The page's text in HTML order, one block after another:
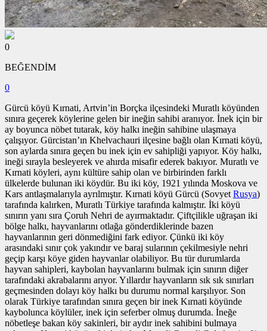
0
BEĞENDİM
0
Gürcü köyü Kırnati, Artvin’in Borçka ilçesindeki Muratlı köyünden
sınıra geçerek köylerine gelen bir ineğin sahibi aranıyor. İnek için bir
ay boyunca nöbet tutarak, köy halkı ineğin sahibine ulaşmaya
çalışıyor. Gürcistan’ın Khelvachauri ilçesine bağlı olan Kırnati köyü,
son aylarda sınıra geçen bu inek için ev sahipliği yapıyor. Köy halkı,
ineği sırayla besleyerek ve ahırda misafir ederek bakıyor. Muratlı ve
Kırnati köyleri, aynı kültüre sahip olan ve birbirinden farklı
ülkelerde bulunan iki köydür. Bu iki köy, 1921 yılında Moskova ve
Kars antlaşmalarıyla ayrılmıştır. Kırnati köyü Gürcü (Sovyet Rusya)
tarafında kalırken, Muratlı Türkiye tarafında kalmıştır. İki köyü
sınırın yanı sıra Çoruh Nehri de ayırmaktadır. Çiftçilikle uğraşan iki
bölge halkı, hayvanlarını otlağa gönderdiklerinde bazen
hayvanlarının geri dönmediğini fark ediyor. Çünkü iki köy
arasındaki sınır çok yakındır ve baraj sularının çekilmesiyle nehri
geçip karşı köye giden hayvanlar olabiliyor. Bu tür durumlarda
hayvan sahipleri, kaybolan hayvanlarını bulmak için sınırın diğer
tarafındaki akrabalarını arıyor. Yıllardır hayvanların sık sık sınırları
geçmesinden dolayı köy halkı bu durumu normal karşılıyor. Son
olarak Türkiye tarafından sınıra geçen bir inek Kırnati köyünde
kaybolunca köylüler, inek için seferber olmuş durumda. İneğe
nöbetleşe bakan köy sakinleri, bir aydır inek sahibini bulmaya